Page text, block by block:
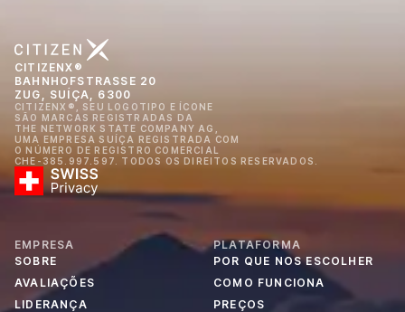
CITIZENX®
BAHNHOFSTRASSE 20
ZUG, SUÍÇA, 6300
CITIZENX®, SEU LOGOTIPO E ÍCONE
SÃO MARCAS REGISTRADAS DA
THE NETWORK STATE COMPANY AG,
UMA EMPRESA SUÍÇA REGISTRADA COM
O NÚMERO DE REGISTRO COMERCIAL
CHE-385.997.597. TODOS OS DIREITOS RESERVADOS.
EMPRESA
SOBRE
AVALIAÇÕES
LIDERANÇA
PLATAFORMA
POR QUE NOS ESCOLHER
COMO FUNCIONA
PREÇOS